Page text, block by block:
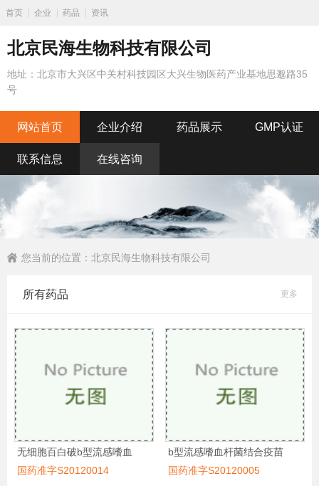
首页 企业 药品 资讯
北京民海生物科技有限公司
地址：北京市大兴区中关村科技园区大兴生物医药产业基地思邈路35
号
网站首页 企业介绍 药品展示 GMP认证
联系信息 在线咨询
您当前的位置： 北京民海生物科技有限公司
所有药品 更多
无细胞百白破b型流感嗜血
国药准字S20120014
b型流感嗜血杆菌结合疫苗
国药准字S20120005